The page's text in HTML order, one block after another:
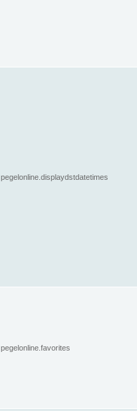
pegelonline.displaydstdatetimes
pegelonline.favorites